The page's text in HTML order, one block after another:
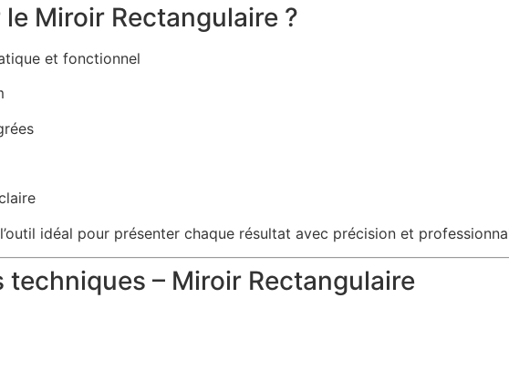
Miroir Rectangulaire ?
et fonctionnel
idéal pour présenter chaque résultat avec précision et
– Miroir Rectangulaire